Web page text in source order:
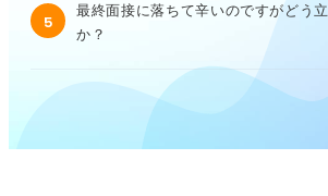
5
最終面接に落ちて辛いのですがどう
か？